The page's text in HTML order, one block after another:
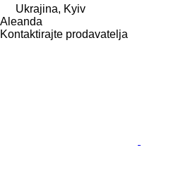
Ukrajina, Kyiv
Aleanda
Kontaktirajte prodavatelja